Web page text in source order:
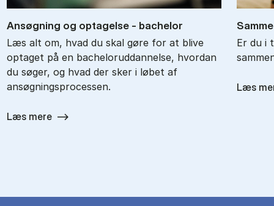
An­søg­ning og op­ta­gel­se - ba­chel­or
Læs alt om, hvad du skal gøre for at blive
optaget på en bacheloruddannelse, hvordan
du søger, og hvad der sker i løbet af
ansøgningsprocessen.
Læs mere
Er du i
Læs